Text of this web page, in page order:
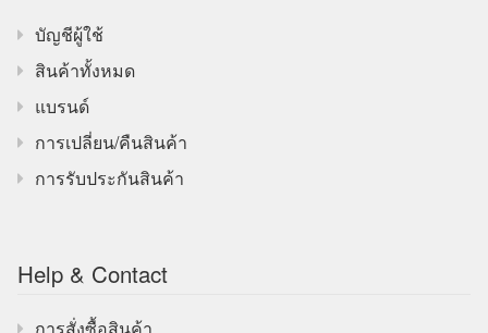
บัญชีผู้ใช้
สินค้าทั้งหมด
แบรนด์
การเปลี่ยน/คืนสินค้า
การรับประกันสินค้า
Help & Contact